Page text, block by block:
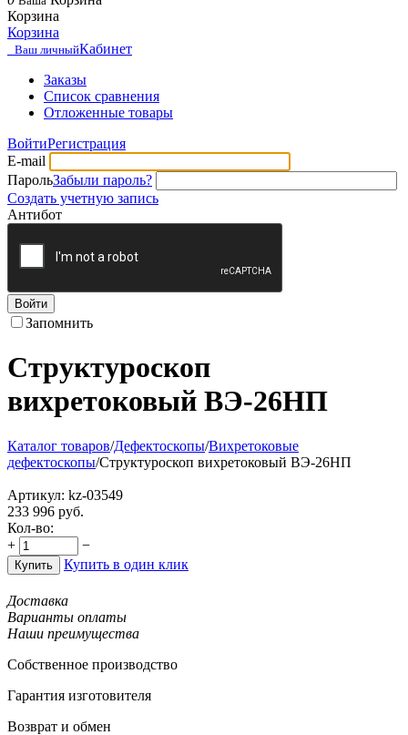
Корзина
Корзина
Ваш личныйКабинет
Заказы
Список сравнения
Отложенные товары
ВойтиРегистрация
E-mail
ПарольЗабыли пароль?
Создать учетную запись
Антибот
Войти
Запомнить
Структуроскоп
вихретоковый ВЭ-26НП
Каталог товаров/Дефектоскопы/Вихретоковые
дефектоскопы/Структуроскоп вихретоковый ВЭ-26НП
Артикул: kz-03549
233 996 руб.
Кол-во:
+
−
Купить Купить в один клик
Доставка
Варианты оплаты
Наши преимущества
Собственное производство
Гарантия изготовителя
Возврат и обмен